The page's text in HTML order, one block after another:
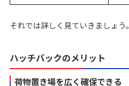
それでは詳しく見ていきましょう。
ハッチバックのメリット
荷物置き場を広く確保できる